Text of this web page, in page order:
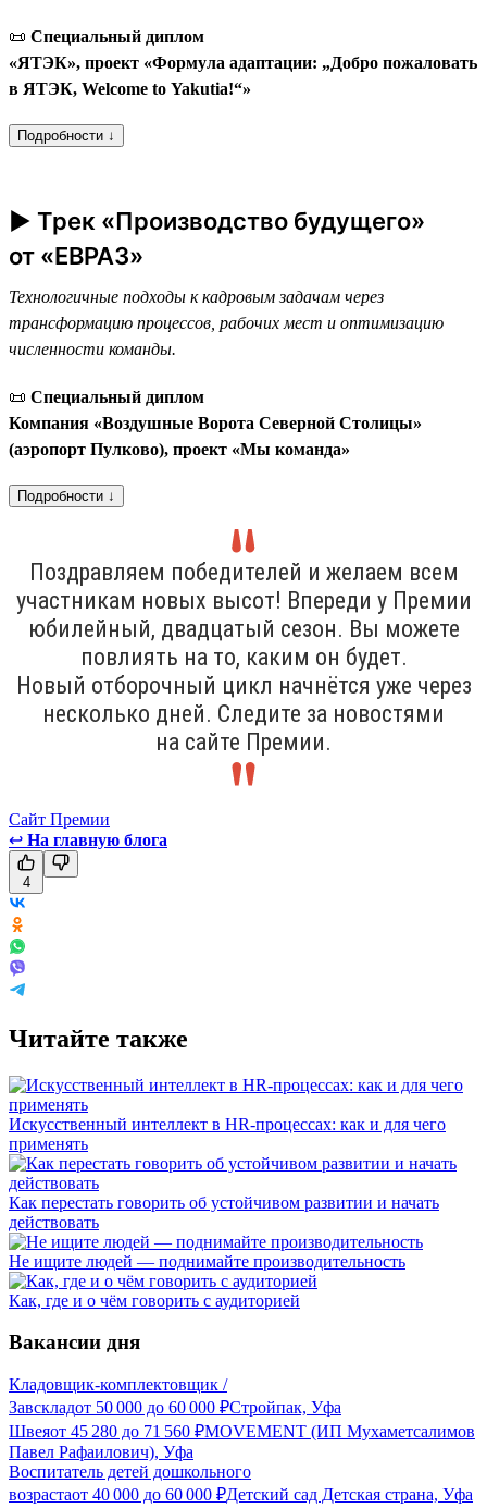
📜 Специальный диплом
«ЯТЭК», проект «Формула адаптации: „Добро пожаловать
в ЯТЭК, Welcome to Yakutia!“»
Подробности ↓
► Трек «Производство будущего»
от «ЕВРАЗ»
Технологичные подходы к кадровым задачам через
трансформацию процессов, рабочих мест и оптимизацию
численности команды.
📜 Специальный диплом
Компания «Воздушные Ворота Северной Столицы»
(аэропорт Пулково), проект «Мы команда»
Подробности ↓
Поздравляем победителей и желаем всем
участникам новых высот! Впереди у Премии
юбилейный, двадцатый сезон. Вы можете
повлиять на то, каким он будет.
Новый отборочный цикл начнётся уже через
несколько дней. Следите за новостями
на сайте Премии.
Сайт Премии
↩ На главную блога
4
Читайте также
Искусственный интеллект в HR-процессах: как и для чего
применять
Как перестать говорить об устойчивом развитии и начать
действовать
Не ищите людей — поднимайте производительность
Как, где и о чём говорить с аудиторией
Вакансии дня
Кладовщик-комплектовщик /
Завскладот 50 000 до 60 000 ₽Стройпак, Уфа
Швеяот 45 280 до 71 560 ₽MOVEMENT (ИП Мухаметсалимов
Павел Рафаилович), Уфа
Воспитатель детей дошкольного
возрастаот 40 000 до 60 000 ₽Детский сад Детская страна, Уфа